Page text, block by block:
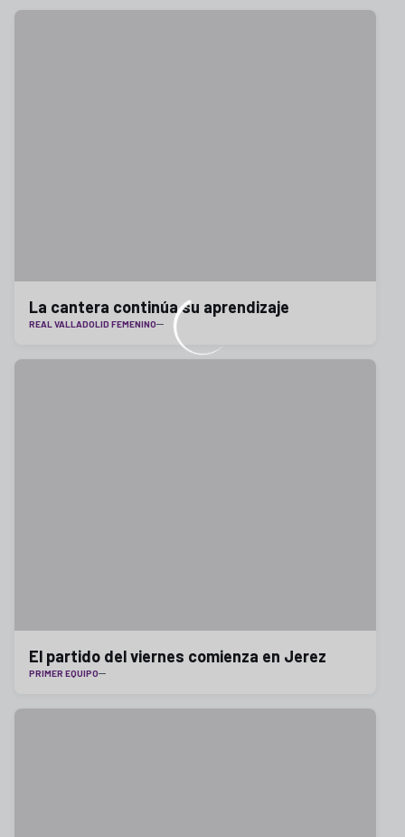
La cantera continúa su aprendizaje
REAL VALLADOLID FEMENINO
El partido del viernes comienza en Jerez
PRIMER EQUIPO